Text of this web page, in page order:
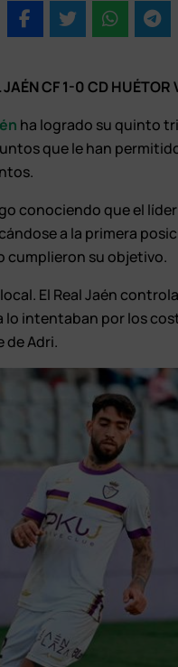
JAÉN CF 1-0 CD HUÉTOR
ha logrado su quinto
que le han
conociendo que el
a la primera
cumplieron su objetivo.
El Real Jaén
lo intentaban por los
de Adri.